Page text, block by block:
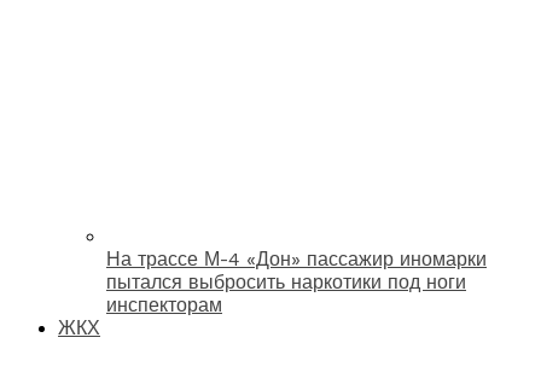
На трассе М-4 «Дон» пассажир иномарки
пытался выбросить наркотики под ноги
инспекторам
ЖКХ